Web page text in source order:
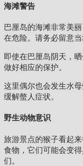
海滩警告
巴厘岛的海滩非常美
在危险。请务必留意
即使在巴厘岛阴天，
做好相应的保护。
这里偶尔也会发生水
缓解螫人症状。
野生动物意识
旅游景点的猴子看起
食物，它们可能会变
们。